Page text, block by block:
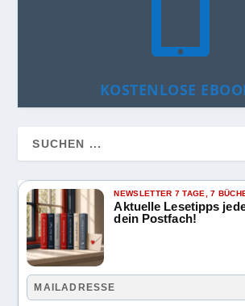
KOSTENLOSE
NEWSLETTER 7 TAGE, 7
Aktuelle Lesetipps
dein Postfach!